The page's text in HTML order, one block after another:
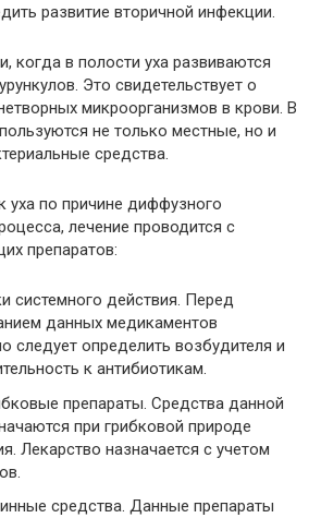
развитие вторичной инфекции.
когда в полости уха развиваются
Это свидетельствует о
микроорганизмов в крови. В
не только местные, но и
средства.
уха по причине диффузного
лечение проводится с
препаратов:
системного действия. Перед
данных медикаментов
следует определить возбудителя и
к антибиотикам.
препараты. Средства данной
при грибковой природе
Лекарство назначается с учетом
средства. Данные препараты